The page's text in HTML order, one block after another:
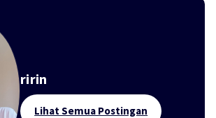
ririn
Lihat Semua Postingan